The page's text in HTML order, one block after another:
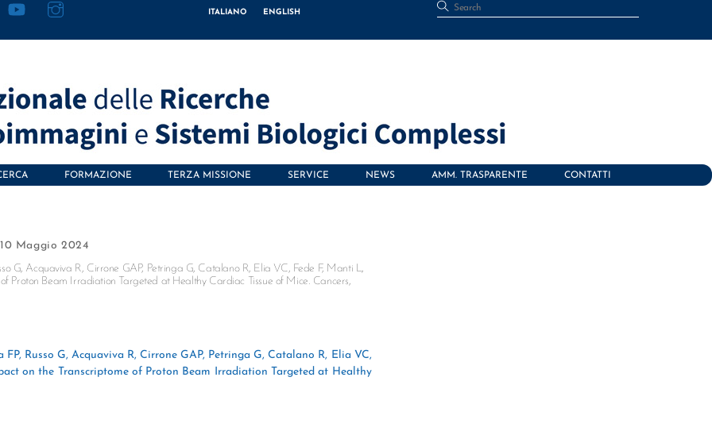
ITALIANO ENGLISH
FORMAZIONE TERZA MISSIONE SERVICE NEWS AMM. TRASPARENTE CONTATTI
10 Maggio 2024
G, Acquaviva R, Cirrone GAP, Petringa G, Catalano R, Elia VC, Fede F, Manti L,
Proton Beam Irradiation Targeted at Healthy Cardiac Tissue of Mice. Cancers,
Russo G, Acquaviva R, Cirrone GAP, Petringa G, Catalano R, Elia VC,
on the Transcriptome of Proton Beam Irradiation Targeted at Healthy